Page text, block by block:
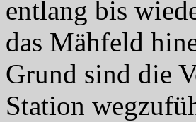
entlang bis
das Mähfeld
Grund sind die
Station